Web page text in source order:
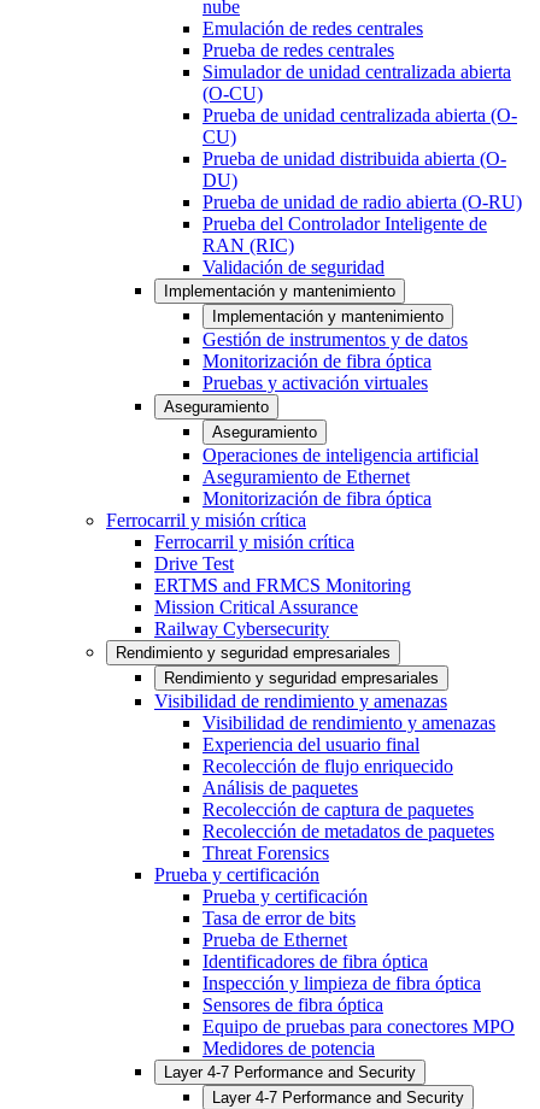
nube
Emulación de redes centrales
Prueba de redes centrales
Simulador de unidad centralizada abierta
(O-CU)
Prueba de unidad centralizada abierta (O-
CU)
Prueba de unidad distribuida abierta (O-
DU)
Prueba de unidad de radio abierta (O-RU)
Prueba del Controlador Inteligente de
RAN (RIC)
Validación de seguridad
Implementación y mantenimiento
Implementación y mantenimiento
Gestión de instrumentos y de datos
Monitorización de fibra óptica
Pruebas y activación virtuales
Aseguramiento
Aseguramiento
Operaciones de inteligencia artificial
Aseguramiento de Ethernet
Monitorización de fibra óptica
Ferrocarril y misión crítica
Ferrocarril y misión crítica
Drive Test
ERTMS and FRMCS Monitoring
Mission Critical Assurance
Railway Cybersecurity
Rendimiento y seguridad empresariales
Rendimiento y seguridad empresariales
Visibilidad de rendimiento y amenazas
Visibilidad de rendimiento y amenazas
Experiencia del usuario final
Recolección de flujo enriquecido
Análisis de paquetes
Recolección de captura de paquetes
Recolección de metadatos de paquetes
Threat Forensics
Prueba y certificación
Prueba y certificación
Tasa de error de bits
Prueba de Ethernet
Identificadores de fibra óptica
Inspección y limpieza de fibra óptica
Sensores de fibra óptica
Equipo de pruebas para conectores MPO
Medidores de potencia
Layer 4-7 Performance and Security
Layer 4-7 Performance and Security